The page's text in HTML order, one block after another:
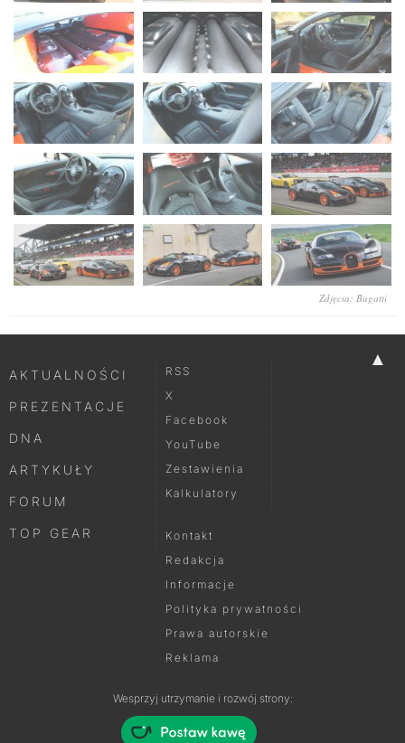
Zdjęcia: Bugatti
▲
AKTUALNOŚCI
PREZENTACJE
DNA
ARTYKUŁY
FORUM
TOP GEAR
RSS
X
Facebook
YouTube
Zestawienia
Kalkulatory
Kontakt
Redakcja
Informacje
Polityka prywatności
Prawa autorskie
Reklama
Wesprzyj utrzymanie i rozwój strony: